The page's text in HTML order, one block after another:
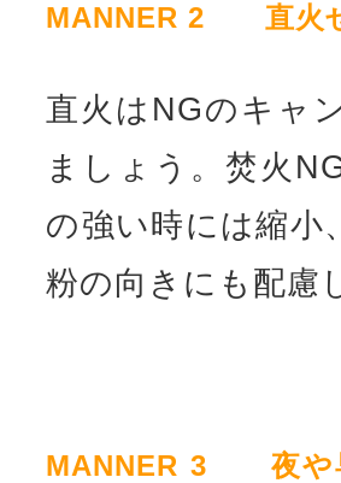
MANNER 2 直火せ
直火はNGのキャ
ましょう。焚火
の強い時には縮小
粉の向きにも配慮
MANNER 3 夜や